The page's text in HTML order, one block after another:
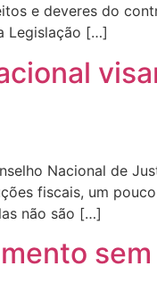
e deveres do
Legislação […]
Nacional de
fiscais, um
não são […]